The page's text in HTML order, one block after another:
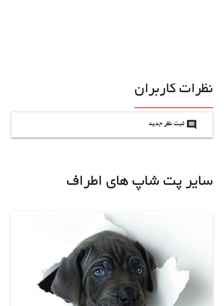
نظرات کاربران
insert_comment ثبت نظر جدید
سایر پت شاپ های اطراف